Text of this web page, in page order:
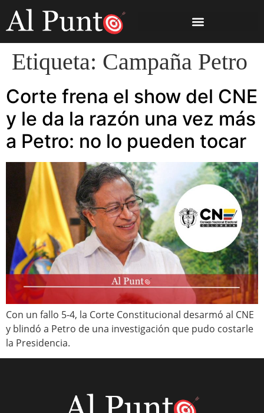
Etiqueta: Campaña Petro
Corte frena el show del CNE
y le da la razón una vez más
a Petro: no lo pueden tocar
Con un fallo 5-4, la Corte Constitucional desarmó al CNE
y blindó a Petro de una investigación que pudo costarle
la Presidencia.